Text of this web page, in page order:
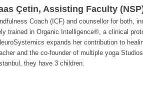
Çetin, Assisting Faculty
Coach (ICF) and counsellor for both,
trained in Organic Intelligence®, a clinical
expands her contribution to
and the co-founder of multiple yoga
they have 3 children.